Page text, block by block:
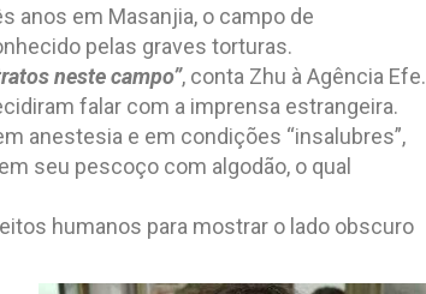
anos em Masanjia, o campo de
pelas graves torturas.
neste campo”, conta Zhu à Agência Efe.
falar com a imprensa estrangeira.
anestesia e em condições “insalubres”,
seu pescoço com algodão, o qual
humanos para mostrar o lado obscuro